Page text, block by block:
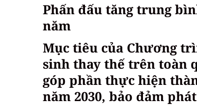
Phấn đấu tăng trung
năm
Mục tiêu của Chương
sinh thay thế trên toàn
góp phần thực hiện
năm 2030, bảo đảm